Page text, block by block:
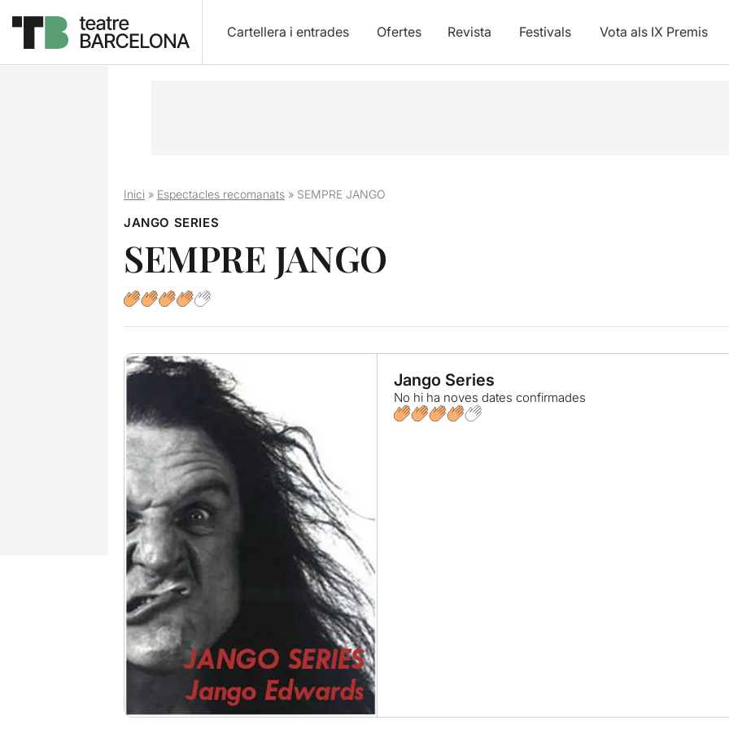
Cartellera i entrades Ofertes Revista Festivals Vota als IX Premis
Inici» Espectacles recomanats» SEMPRE JANGO
JANGO SERIES
SEMPRE JANGO
Jango Series
No hi ha noves dates confirmades